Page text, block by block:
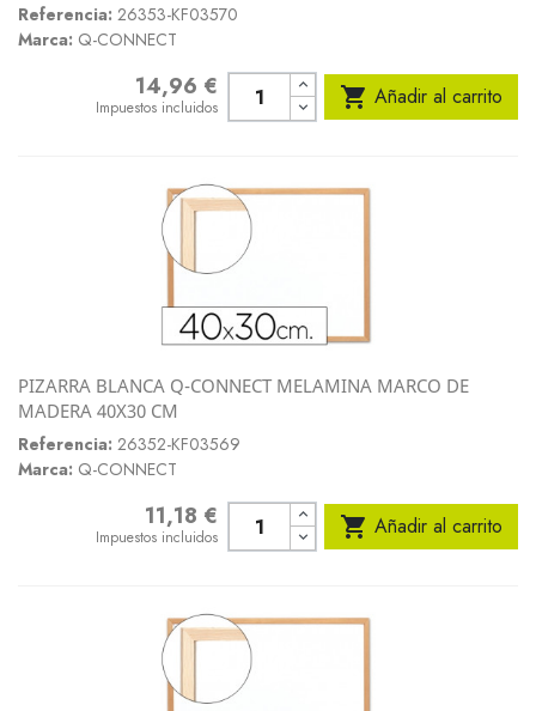
Referencia: 26353-KF03570
Marca: Q-CONNECT
Precio14,96 €
Impuestos incluidos  Añadir al carrito
PIZARRA BLANCA Q-CONNECT MELAMINA MARCO DE
MADERA 40X30 CM
Referencia: 26352-KF03569
Marca: Q-CONNECT
11,18 €
Impuestos incluidos  Añadir al carrito